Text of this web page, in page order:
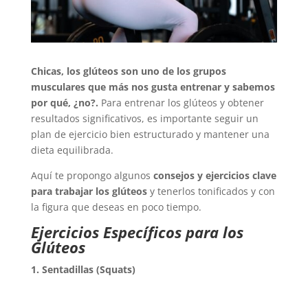
Chicas, los glúteos son uno de los grupos
musculares que más nos gusta entrenar y sabemos
por qué, ¿no?. Para entrenar los glúteos y obtener
resultados significativos, es importante seguir un
plan de ejercicio bien estructurado y mantener una
dieta equilibrada.
Aquí te propongo algunos consejos y ejercicios clave
para trabajar los glúteosy tenerlos tonificados y con
la figura que deseas en poco tiempo.
Ejercicios Específicos para los
Glúteos
1. Sentadillas (Squats)